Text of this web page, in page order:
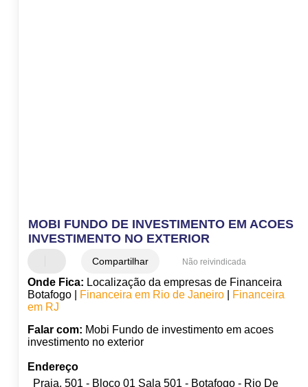
MOBI FUNDO DE INVESTIMENTO EM ACOES
INVESTIMENTO NO EXTERIOR
Compartilhar Não reivindicada
Onde Fica: Localização da empresas de Financeira
Botafogo |
Financeira em Rio de Janeiro|
Financeira
em RJ
Falar com: Mobi Fundo de investimento em acoes
investimento no exterior
Endereço
Praia, 501 - Bloco 01 Sala 501 - Botafogo - Rio De